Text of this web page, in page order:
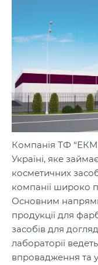
Компанія ТФ
Україні, яке
косметичних
компанії широко
Основним
продукції для
засобів для
лабораторії
впровадження та